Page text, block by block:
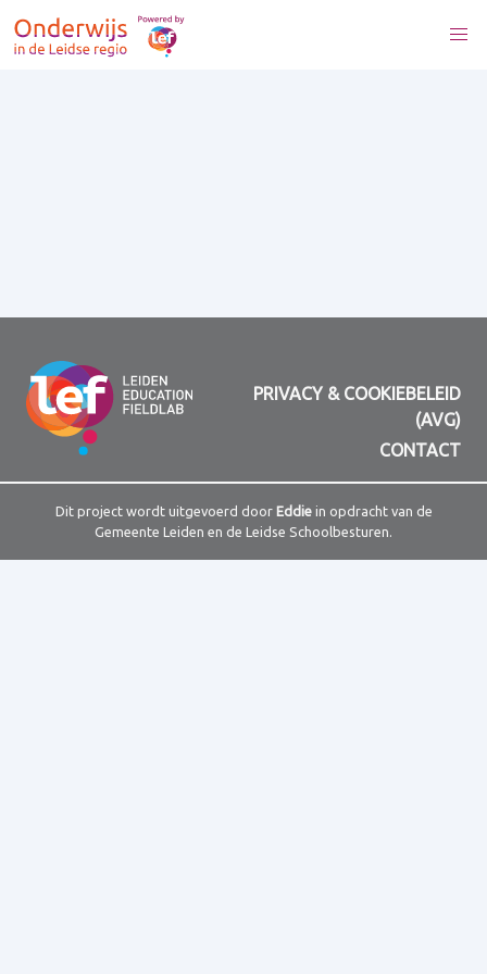
PRIVACY & COOKIEBELEID
(AVG)
CONTACT
Dit project wordt uitgevoerd door Eddiein opdracht van de
Gemeente Leiden en de Leidse Schoolbesturen.